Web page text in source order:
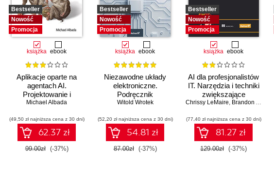
Bestseller
Nowość
Promocja
książka ebook
Aplikacje oparte na
agentach AI.
Projektowanie i
wdrażanie systemów
Michael Albada
(49,50 zł najniższa cena z 30 dni)
62.37 zł
99.00zł (-37%)
Bestseller
Nowość
Promocja
książka ebook
Niezawodne układy
elektroniczne.
Podręcznik
konstruktora
Witold Wrotek
(52,20 zł najniższa cena z 30 dni)
54.81 zł
87.00zł (-37%)
Bestseller
Nowość
Promocja
książka ebook
AI dla profesjonalistów
IT. Narzędzia i techniki
zwiększające
produktywność
Chrissy LeMaire, Brandon Abshire
(77,40 zł najniższa cena z 30 dni)
81.27 zł
129.00zł (-37%)